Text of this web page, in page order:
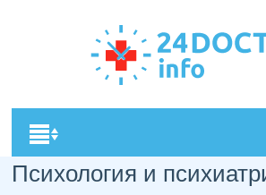
Психология и